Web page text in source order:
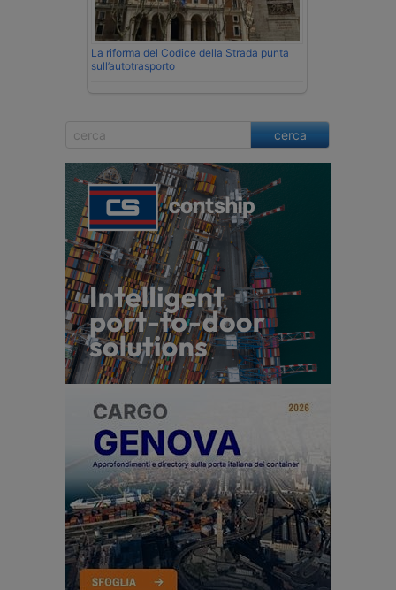
La riforma del Codice della Strada punta
sull’autotrasporto
cerca